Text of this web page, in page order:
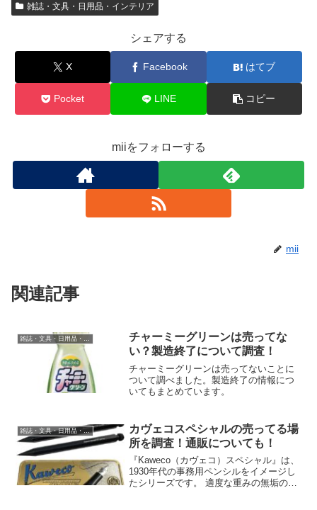
雑誌・文具・日用品・インテリア
シェアする
X Facebook はてブ
Pocket LINE コピー
miiをフォローする
mii
関連記事
雑誌・文具・日用品・インテリア
チャーミーグリーンは売ってな
い？製造終了について調査！
チャーミーグリーンは売ってないことに
ついて調べました。製造終了の情報につ
いてもまとめています。
雑誌・文具・日用品・インテリア
カヴェコスペシャルの売ってる場
所を調査！通販についても！
『Kaweco（カヴェコ）スペシャル』は、
1930年代の事務用ペンシルをイメージし
たシリーズです。 適度な重みの無垢のア